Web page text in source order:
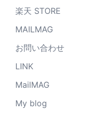
楽天 STORE
MAILMAG
お問い合わせ
LINK
MailMAG
My blog